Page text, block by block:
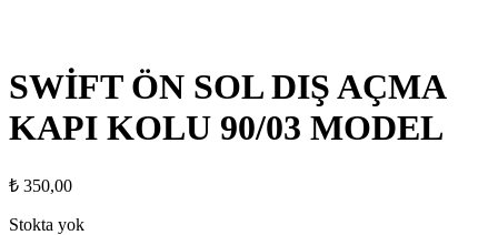
SWİFT ÖN SOL DIŞ AÇMA
KAPI KOLU 90/03 MODEL
₺ 350,00
Stokta yok